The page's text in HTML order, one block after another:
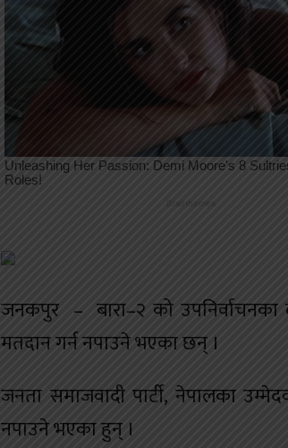
जनकपुर – बारा–२ को उपनिर्वाचनका
मतदान गर्न नपाउने भएका छन् ।
जनता समाजवादी पार्टी, नेपालका
नपाउने भएका हुन् ।